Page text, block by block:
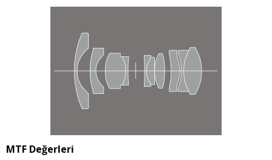
MTF Değerleri